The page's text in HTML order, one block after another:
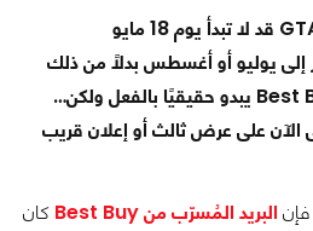
إلى يوليو أو أغسطس بدلًا من ذلك
على عرض ثالث أو إعلان قريب
البريد المُسرّب من Best Buy
كان